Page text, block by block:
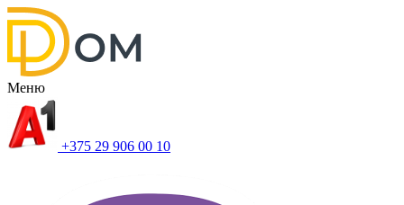
Меню
+375 29 906 00 10